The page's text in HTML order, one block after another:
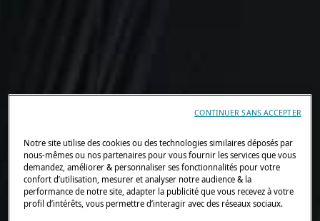
Notre site utilise des cookies ou des technologies similaires déposés par
nous-mêmes ou nos partenaires pour vous fournir les services que vous
demandez, améliorer & personnaliser ses fonctionnalités pour votre
confort d’utilisation, mesurer et analyser notre audience & la
performance de notre site, adapter la publicité que vous recevez à votre
profil d’intérêts, vous permettre d’interagir avec des réseaux sociaux.
CONTINUER SANS ACCEPTER